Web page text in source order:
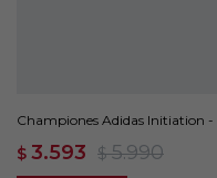
Championes Adidas Initiation -
$ 3.593 $ 5.990